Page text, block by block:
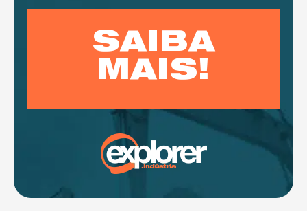
SAIBA
MAIS!